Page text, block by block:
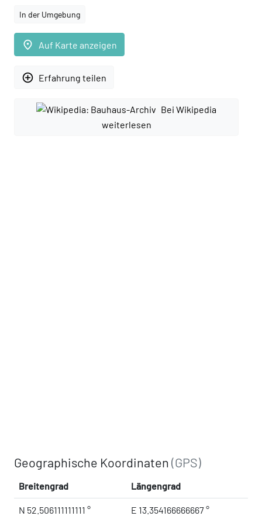
In der Umgebung
place Auf Karte anzeigen
add_circle_outline Erfahrung teilen
Bei Wikipedia
weiterlesen
Geographische Koordinaten(GPS)
Breitengrad Längengrad
N 52.506111111111 ° E 13.354166666667 °